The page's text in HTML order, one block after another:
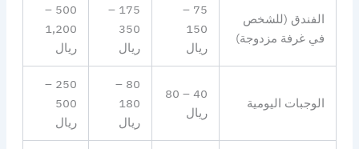
الفندق (للشخص
في غرفة مزدوجة)
75 –
150
ريال
175 –
350
ريال
500 –
1,200
ريال
الوجبات اليومية
40 – 80
ريال
80 –
180
ريال
250 –
500
ريال